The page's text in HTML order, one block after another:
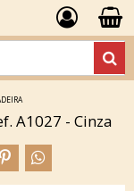
A1027 - Cinza